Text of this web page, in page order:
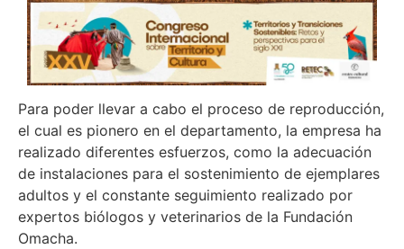
Para poder llevar a cabo el proceso de reproducción,
el cual es pionero en el departamento, la empresa ha
realizado diferentes esfuerzos, como la adecuación
de instalaciones para el sostenimiento de ejemplares
adultos y el constante seguimiento realizado por
expertos biólogos y veterinarios de la Fundación
Omacha.